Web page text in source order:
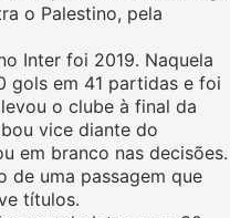
o Palestino, pela
Inter foi 2019. Naquela
gols em 41 partidas e foi
o clube à final da
vice diante do
em branco nas decisões.
de uma passagem que
títulos.